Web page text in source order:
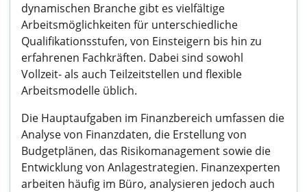
dynamischen Branche gibt es vielfältige
Arbeitsmöglichkeiten für unterschiedliche
Qualifikationsstufen, von Einsteigern bis hin zu
erfahrenen Fachkräften. Dabei sind sowohl
Vollzeit- als auch Teilzeitstellen und flexible
Arbeitsmodelle üblich.
Die Hauptaufgaben im Finanzbereich umfassen die
Analyse von Finanzdaten, die Erstellung von
Budgetplänen, das Risikomanagement sowie die
Entwicklung von Anlagestrategien. Finanzexperten
arbeiten häufig im Büro, analysieren jedoch auch